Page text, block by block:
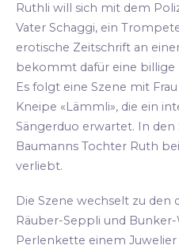
Ruthli will sich mit dem
Vater Schaggi, ein
erotische Zeitschrift an
bekommt dafür eine billige
Es folgt eine Szene mit
Kneipe «Lämmli», die ein
Sängerduo erwartet. In den
Baumanns Tochter Ruth
verliebt.
Die Szene wechselt zu
Räuber-Seppli und
Perlenkette einem